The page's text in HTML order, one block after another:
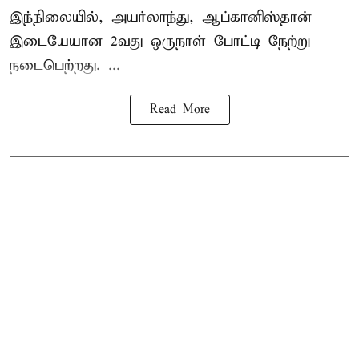
இந்நிலையில், அயர்லாந்து, ஆப்கானிஸ்தான்
இடையேயான 2வது ஒருநாள் போட்டி நேற்று
நடைபெற்றது. ...
Read More